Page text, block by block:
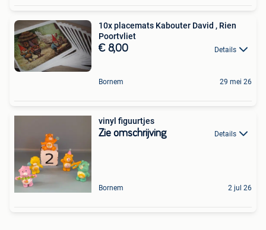
10x placemats Kabouter David , Rien
Poortvliet
€ 8,00 Details
Bornem 29 mei 26
vinyl figuurtjes
Zie omschrijving Details
Bornem 2 jul 26